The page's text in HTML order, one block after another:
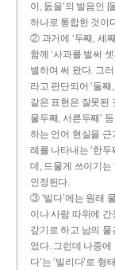
이, 돐을’의 발음인 [
하나로 통합한 것이
② 과거에 ‘두째, 세째
함께 ‘사과를 벌써
별하여 써 왔다. 그
라고 판단되어 ‘둘째
같은 표현은 잘못된
물두째, 서른두째’
하는 언어 현실을 근
례를 나타내는 ‘한두
데, 드물게 쓰이기는
인정된다.
③ ‘빌다’에는 원래
이나 사람 따위에 간
갚기로 하고 남의
었다. 그런데 나중에
다’는 ‘빌리다’로 형